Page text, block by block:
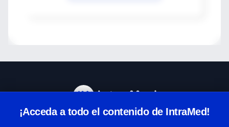
¡Acceda a todo el contenido de IntraMed!